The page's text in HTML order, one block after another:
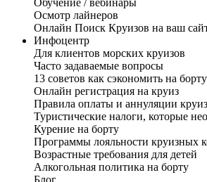
Обучение / вебинары
Осмотр лайнеров
Онлайн Поиск Круизов на ваш
Инфоцентр
Для клиентов морских круизов
Часто задаваемые вопросы
13 советов как сэкономить на борту
Онлайн регистрация на круиз
Правила оплаты и аннуляции
Туристические налоги, которые
Курение на борту
Программы лояльности круизных
Возрастные требования для детей
Алкогольная политика на борту
Блог